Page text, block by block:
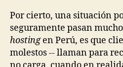
Por cierto, una situación
seguramente pasan
hostingen Perú, es que
molestos -- llaman para